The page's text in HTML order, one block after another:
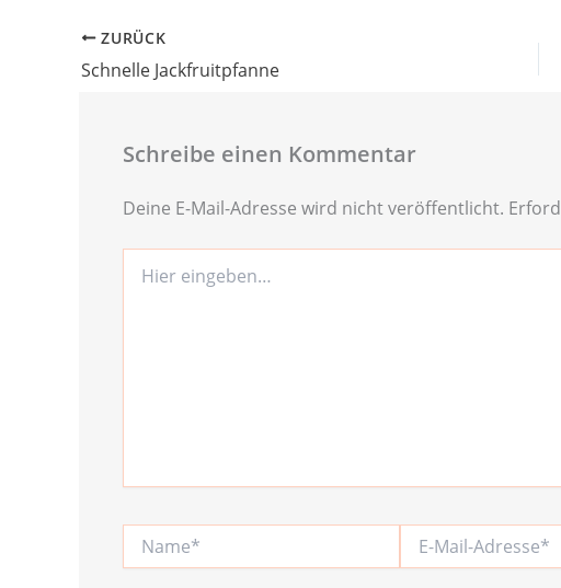
ZURÜCK
Schnelle Jackfruitpfanne
Schreibe einen Kommentar
Deine E-Mail-Adresse wird nicht veröffentlicht.
eingeben…
Mail-